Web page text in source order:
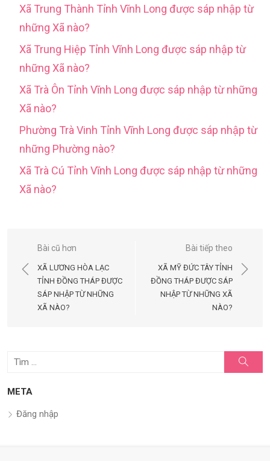
Xã Trung Thành Tỉnh Vĩnh Long được sáp nhập từ
những Xã nào?
Xã Trung Hiệp Tỉnh Vĩnh Long được sáp nhập từ
những Xã nào?
Xã Trà Ôn Tỉnh Vĩnh Long được sáp nhập từ những
Xã nào?
Phường Trà Vinh Tỉnh Vĩnh Long được sáp nhập từ
những Phường nào?
Xã Trà Cú Tỉnh Vĩnh Long được sáp nhập từ những
Xã nào?
Điều
hướng
bài
viết
Bài cũ hơn
XÃ LƯƠNG HÒA LẠC
TỈNH ĐỒNG THÁP ĐƯỢC
SÁP NHẬP TỪ NHỮNG
XÃ NÀO?
Bài tiếp theo
XÃ MỸ ĐỨC TÂY TỈNH
ĐỒNG THÁP ĐƯỢC SÁP
NHẬP TỪ NHỮNG XÃ
NÀO?
Tìm
quả
kiếm
META
Đăng nhập